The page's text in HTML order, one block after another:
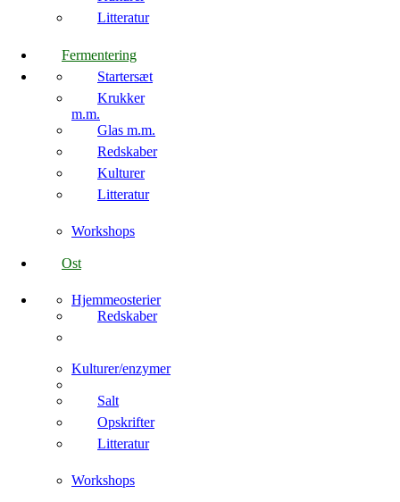
Litteratur
Fermentering
Startersæt
Krukker
m.m.
Glas m.m.
Redskaber
Kulturer
Litteratur
Workshops
Ost
Hjemmeosterier
Redskaber
Kulturer/enzymer
Salt
Opskrifter
Litteratur
Workshops